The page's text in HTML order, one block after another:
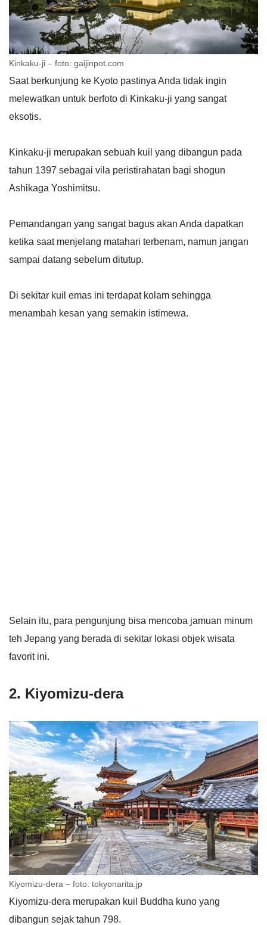
Kinkaku-ji – foto: gaijinpot.com
Saat berkunjung ke Kyoto pastinya Anda tidak ingin
melewatkan untuk berfoto di Kinkaku-ji yang sangat
eksotis.
Kinkaku-ji merupakan sebuah kuil yang dibangun pada
tahun 1397 sebagai vila peristirahatan bagi shogun
Ashikaga Yoshimitsu.
Pemandangan yang sangat bagus akan Anda dapatkan
ketika saat menjelang matahari terbenam, namun jangan
sampai datang sebelum ditutup.
Di sekitar kuil emas ini terdapat kolam sehingga
menambah kesan yang semakin istimewa.
Selain itu, para pengunjung bisa mencoba jamuan minum
teh Jepang yang berada di sekitar lokasi objek wisata
favorit ini.
2. Kiyomizu-dera
Kiyomizu-dera – foto: tokyonarita.jp
Kiyomizu-dera merupakan kuil Buddha kuno yang
dibangun sejak tahun 798.